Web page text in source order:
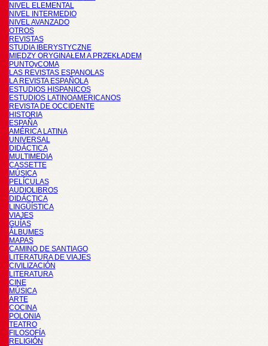
NIVEL ELEMENTAL
NIVEL INTERMEDIO
NIVEL AVANZADO
OTROS
REVISTAS
STUDIA IBERYSTYCZNE
MIĘDZY ORYGINAŁEM A PRZEKŁADEM
PUNTOyCOMA
LAS REVISTAS ESPANOLAS
LA REVISTA ESPAÑOLA
ESTUDIOS HISPANICOS
ESTUDIOS LATINOAMERICANOS
REVISTA DE OCCIDENTE
HISTORIA
ESPAÑA
AMÉRICA LATINA
UNIVERSAL
DIDÁCTICA
MULTIMEDIA
CASSETTE
MÚSICA
PELÍCULAS
AUDIOLIBROS
DIDÁCTICA
LINGÜÍSTICA
VIAJES
GUÍAS
ÁLBUMES
MAPAS
CAMINO DE SANTIAGO
LITERATURA DE VIAJES
CIVILIZACIÓN
LITERATURA
CINE
MÚSICA
ARTE
COCINA
POLONIA
TEATRO
FILOSOFÍA
RELIGIÓN